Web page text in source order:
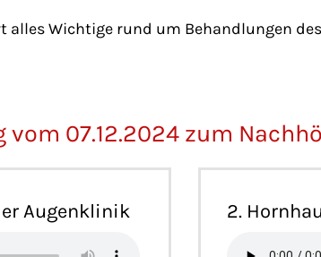
alles Wichtige rund um Behandlungen
vom 07.12.2024 zum
Augenklinik 2.